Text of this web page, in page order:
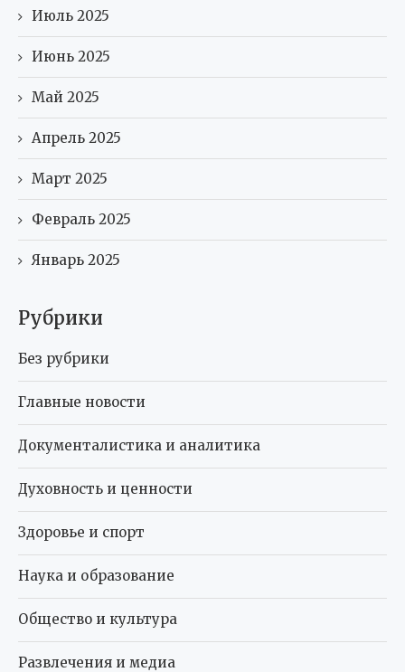
Июль 2025
Июнь 2025
Май 2025
Апрель 2025
Март 2025
Февраль 2025
Январь 2025
Рубрики
Без рубрики
Главные новости
Документалистика и аналитика
Духовность и ценности
Здоровье и спорт
Наука и образование
Общество и культура
Развлечения и медиа